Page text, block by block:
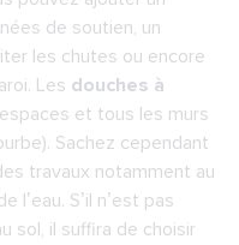
de soutien, un
les chutes ou encore
Les douches à
et tous les murs
Sachez cependant
travaux notamment au
l’eau. S’il n’est pas
sol, il suffira de choisir